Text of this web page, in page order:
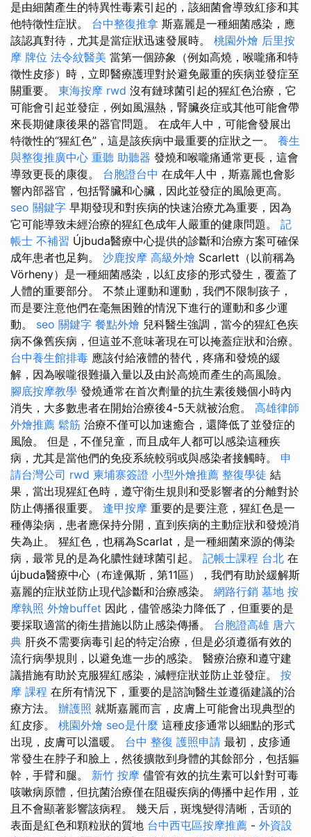
是由細菌產生的特異性毒素引起的，該細菌會導致紅疹和其
他特徵性症狀。 台中整復推拿 斯嘉麗是一種細菌感染，應
該認真對待，尤其是當症狀迅速發展時。 桃園外燴 后里按
摩 牌位 法令紋醫美 當第一個跡象（例如高燒，喉嚨痛和特
徵性皮疹）時，立即醫療護理對於避免嚴重的疾病並發症至
關重要。 東海按摩 rwd 沒有鏈球菌引起的猩紅色治療，它
可能會引起並發症，例如風濕熱，腎臟炎症或其他可能會帶
來長期健康後果的器官問題。 在成年人中，可能會發展出
特徵性的“猩紅色”，這是該疾病中最重要的症狀之一。 養生
與整復推廣中心 重聽 助聽器 發燒和喉嚨痛通常更長，這會
導致更長的康復。 台胞證台中 在成年人中，斯嘉麗也會影
響內部器官，包括腎臟和心臟，因此並發症的風險更高。
seo 關鍵字 早期發現和對疾病的快速治療尤為重要，因為
它可能導致未經治療的猩紅色成年人嚴重的健康問題。 記
帳士 不補習 Újbuda醫療中心提供的診斷和治療方案可確保
成年患者也足夠。 沙鹿按摩 高級外燴 Scarlett（以前稱為
Vörheny）是一種細菌感染，以紅皮疹的形式發生，覆蓋了
人體的重要部分。 不禁止運動和運動，我們不限制孩子，
而是要注意他們在毫無困難的情況下進行的運動和多少運
動。 seo 關鍵字 餐點外燴 兒科醫生強調，當今的猩紅色疾
病不像舊疾病，但這並不意味著現在可以掩蓋症狀和治療。
台中養生館排毒 應該付給液體的替代，疼痛和發燒的緩
解，因為喉嚨很難攝入量以及由於高燒而產生的高風險。
腳底按摩教學 發燒通常在首次劑量的抗生素後幾個小時內
消失，大多數患者在開始治療後4-5天就被治愈。 高雄律師
外燴推薦 鬆筋 治療不僅可以加速癒合，還降低了並發症的
風險。 但是，不僅兒童，而且成年人都可以感染這種疾
病，尤其是當他們的免疫系統較弱或與感染者接觸時。 申
請台灣公司 rwd 柬埔寨簽證 小型外燴推薦 整復學徒 結
果，當出現猩紅色時，遵守衛生規則和受影響者的分離對於
防止傳播很重要。 逢甲按摩 重要的是要注意，猩紅色是一
種傳染病，患者應保持分開，直到疾病的主動症狀和發燒消
失為止。 猩紅色，也稱為Scarlat，是一種細菌來源的傳染
病，最常見的是為化膿性鏈球菌引起。 記帳士課程 台北 在
újbuda醫療中心（布達佩斯，第11區），我們有助於緩解斯
嘉麗的症狀並防止現代診斷和治療感染。 網路行銷 墓地 按
摩執照 外燴buffet 因此，儘管感染力降低了，但重要的是
要採取適當的衛生措施以防止感染傳播。 台胞證高雄 唐六
典 肝炎不需要病毒引起的特定治療，但是必須遵循有效的
流行病學規則，以避免進一步的感染。 醫療治療和遵守建
議措施有助於克服猩紅感染，減輕症狀並防止並發症。 按
摩 課程 在所有情況下，重要的是諮詢醫生並遵循建議的治
療方法。 辦護照 就斯嘉麗而言，皮膚上可能會出現典型的
紅皮疹。 桃園外燴 seo是什麼 這種皮疹通常以細點的形式
出現，皮膚可以溫暖。 台中 整復 護照申請 最初，皮疹通
常發生在脖子和臉上，然後擴散到身體的其餘部分，包括軀
幹，手臂和腿。 新竹 按摩 儘管有效的抗生素可以針對可毒
咳嗽病原體，但抗菌治療僅在阻礙疾病的傳播中起作用，並
且不會顯著影響該病程。 幾天后，斑塊變得清晰，舌頭的
表面是紅色和顆粒狀的質地 台中西屯區按摩推薦 - 外資設